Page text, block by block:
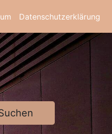
Datenschutzerklärung